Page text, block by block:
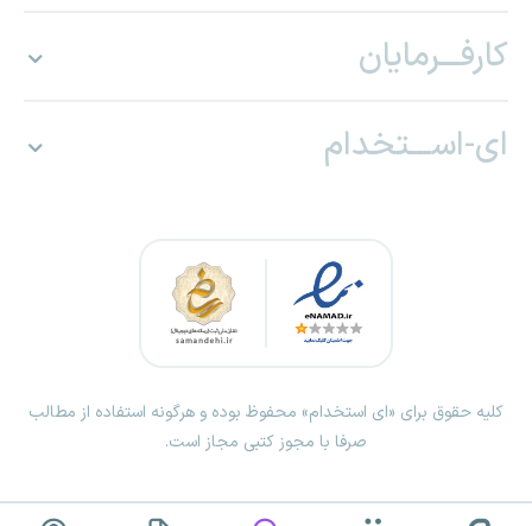
کارفـــرمایان
ای-اســـتخدام
کلیه حقوق برای «ای استخدام» محفوظ بوده و هرگونه استفاده از مطالب
صرفا با مجوز کتبی مجاز است.